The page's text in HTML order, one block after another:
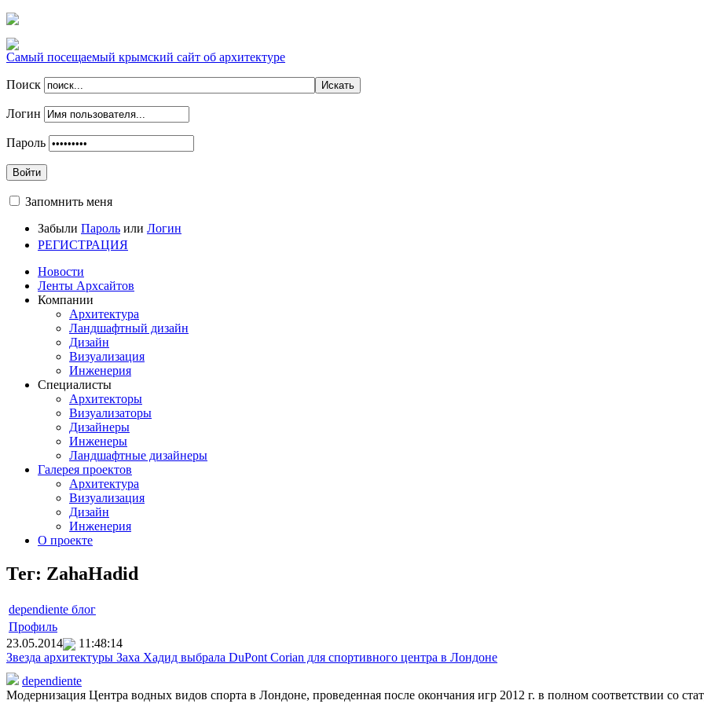
Самый посещаемый крымский сайт об архитектуре
Поиск
Логин
Пароль
Войти
Запомнить меня
Забыли Пароль или Логин
РЕГИСТРАЦИЯ
Новости
Ленты Архсайтов
Компании
Архитектура
Ландшафтный дизайн
Дизайн
Визуализация
Инженерия
Специалисты
Архитекторы
Визуализаторы
Дизайнеры
Инженеры
Ландшафтные дизайнеры
Галерея проектов
Архитектура
Визуализация
Дизайн
Инженерия
О проекте
Тег: ZahaHadid
dependiente блог
Профиль
23.05.2014
11:48:14
Звезда архитектуры Заха Хадид выбрала DuPont Corian для спортивного центра в Лондоне
dependiente
Модернизация Центра водных видов спорта в Лондоне, проведенная после окончания игр 2012 г. в полном соответствии со